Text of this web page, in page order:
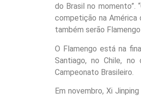
do Brasil no
competição na América
também serão
O Flamengo está na
Santiago, no Chile,
Campeonato Brasileiro.
Em novembro, Xi